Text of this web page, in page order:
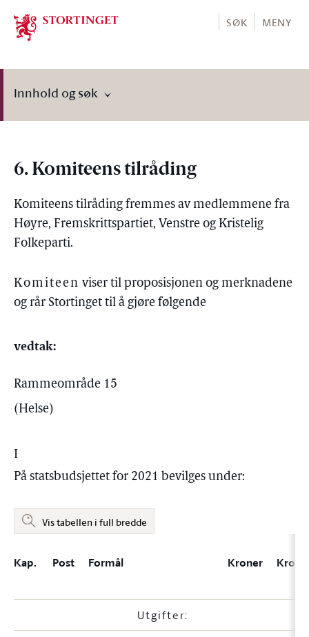
Stortinget.no
SØK MENY
Innhold og søk
6. Komiteens tilråding
Komiteens tilråding fremmes av medlemmene fra
Høyre, Fremskrittspartiet, Venstre og Kristelig
Folkeparti.
Komiteen viser til proposisjonen og merknadene
og rår Stortinget til å gjøre følgende
vedtak:
Rammeområde 15
(Helse)
I
På statsbudsjettet for 2021 bevilges under:
Vis tabellen i full bredde
Kap. Post Formål Kroner
Utgifter: